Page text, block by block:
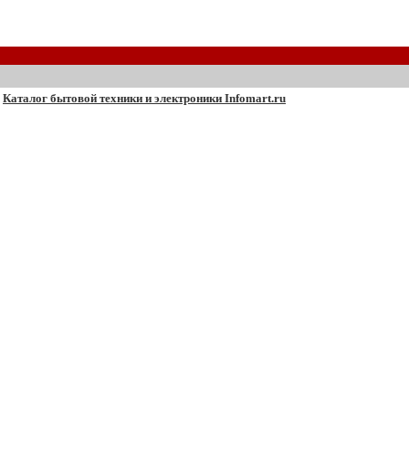
Каталог бытовой техники и электроники Infomart.ru